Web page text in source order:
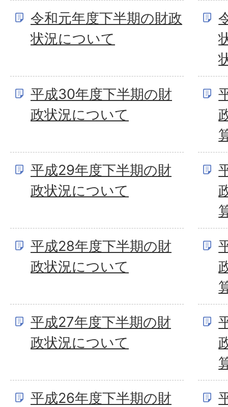
令和元年度下半期の財政
状況について
平成30年度下半期の財
政状況について
平成29年度下半期の財
政状況について
平成28年度下半期の財
政状況について
平成27年度下半期の財
政状況について
平成26年度下半期の財